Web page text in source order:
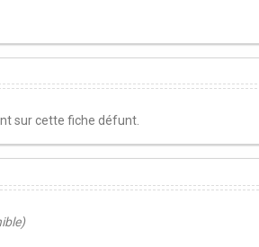
sur cette fiche défunt.